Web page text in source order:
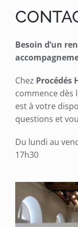
Savoir-faire
Produits
Références
Besoin d’un
Chez Procédés
commence dès
est à votre
questions et
Du lundi au
17h30